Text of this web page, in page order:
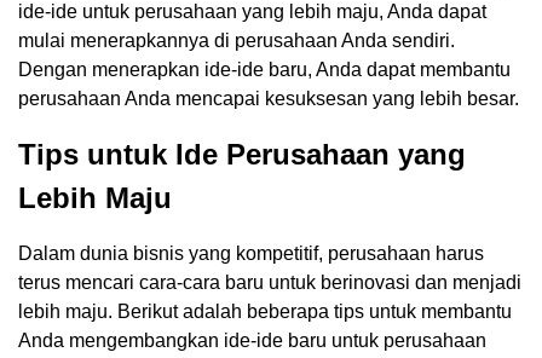
ide-ide untuk perusahaan yang lebih maju, Anda dapat
mulai menerapkannya di perusahaan Anda sendiri.
Dengan menerapkan ide-ide baru, Anda dapat membantu
perusahaan Anda mencapai kesuksesan yang lebih besar.
Tips untuk Ide Perusahaan yang
Lebih Maju
Dalam dunia bisnis yang kompetitif, perusahaan harus
terus mencari cara-cara baru untuk berinovasi dan menjadi
lebih maju. Berikut adalah beberapa tips untuk membantu
Anda mengembangkan ide-ide baru untuk perusahaan